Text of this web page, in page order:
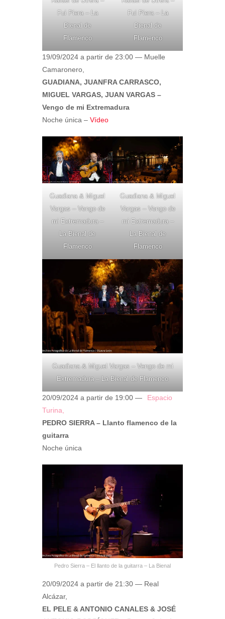
Fui Piera – La
Bienal de
Flamenco
Fui Piera – La
Bienal de
Flamenco
19/09/2024 a partir de 23:00 — Muelle
Camaronero,
GUADIANA, JUANFRA CARRASCO,
MIGUEL VARGAS, JUAN VARGAS –
Vengo de mi Extremadura
Noche única – Vídeo
Guadiana & Miguel
Vargas – Vengo de
mi Extremadura –
La Bienal de
Flamenco
Guadiana & Miguel
Vargas – Vengo de
mi Extremadura –
La Bienal de
Flamenco
Guadiana & Miguel Vargas – Vengo de mi
Extremadura – La Bienal de Flamenco
20/09/2024 a partir de 19:00 —
Espacio
Turina,
PEDRO SIERRA – Llanto flamenco de la
guitarra
Noche única
Pedro Sierra – El llanto de la guitarra – La Bienal
20/09/2024 a partir de 21:30 — Real
Alcázar,
EL PELE & ANTONIO CANALES & JOSÉ